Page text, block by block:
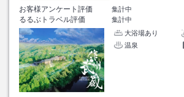
お客様アンケート評価
集計中
るるぶトラベル評価
集計中
大浴場あり
温泉